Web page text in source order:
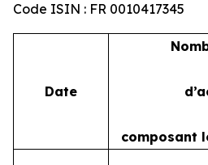
Code ISIN : FR 0010417345
Date
composant